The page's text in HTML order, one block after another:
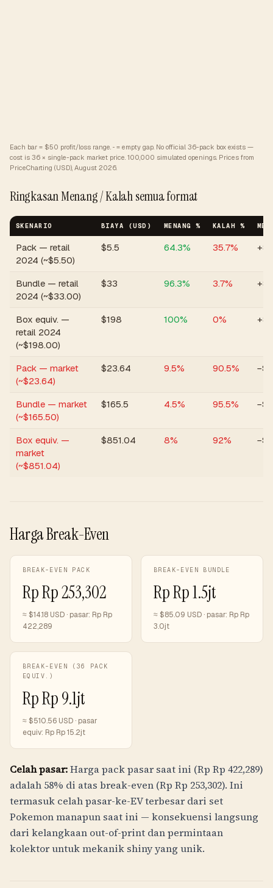
Each bar = $50 profit/loss range. ··· = empty gap. No official 36-pack box exists —
cost is 36 × single-pack market price. 100,000 simulated openings. Prices from
PriceCharting (USD), August 2026.
Ringkasan Menang / Kalah semua format
SKENARIO BIAYA (USD) MENANG % KALAH %
Pack — retail
2024 (~$5.50)
$5.5 64.3% 35.7% +$1
Bundle — retail
2024 (~$33.00)
$33 96.3% 3.7%
Box equiv. —
retail 2024
(~$198.00)
$198 100% 0%
Pack — market
(~$23.64)
$23.64 9.5% 90.5%
Bundle — market
(~$165.50)
$165.5 4.5% 95.5%
Box equiv. —
market
(~$851.04)
$851.04 8% 92%
Harga Break-Even
BREAK-EVEN PACK
RpRp 253,302
≈ $14.18 USD · pasar: Rp Rp
422,289
BREAK-EVEN BUNDLE
RpRp 1.5jt
≈ $85.09 USD · pasar: Rp Rp
3.0jt
BREAK-EVEN (36 PACK
EQUIV.)
RpRp 9.1jt
≈ $510.56 USD · pasar
equiv: Rp Rp 15.2jt
Celah pasar:Harga pack pasar saat ini (Rp Rp 422,289)
adalah 58% di atas break-even (Rp Rp 253,302). Ini
termasuk celah pasar-ke-EV terbesar dari set
Pokemon manapun saat ini — konsekuensi langsung
dari kelangkaan out-of-print dan permintaan
kolektor untuk mekanik shiny yang unik.